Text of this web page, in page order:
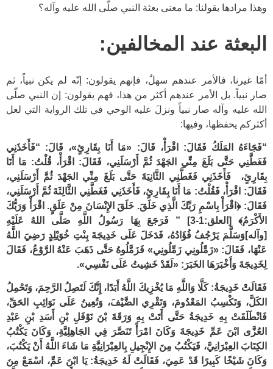
وهذا مرادها بقولنا: ما معنى بعثة النبي صلّى الله عليه وآله؟
البعثة عند المخالفين:
أمّا غيرنا، فالأمر عندهم سهلٌ، فإنهم يقولون: إنّه لم يكن نبياً، ثم
صار نبياً. بل الأمر عندهم أكثر من هذا، فهم يقولون: إن النبي صلّى
الله عليه وآله صار نبياً ونزلَ عليه الوحي في تلك الرواية التي لعل
أكثركم يحفظها، وفيها:
“فَجَاءَهُ المَلَكُ فَقَالَ: اقْرَأْ، قَالَ: «مَا أَنَا بِقَارِئٍ»، قَالَ: “فَأَخَذَنِي
فَغَطَّنِي حَتَّى بَلَغَ مِنِّي الجَهْدَ ثُمَّ أَرْسَلَنِي، فَقَالَ: اقْرَأْ، قُلْتُ: مَا أَنَا
بِقَارِئٍ، فَأَخَذَنِي فَغَطَّنِي الثَّانِيَةَ حَتَّى بَلَغَ مِنِّي الجَهْدَ ثُمَّ أَرْسَلَنِي،
فَقَالَ: اقْرَأْ، فَقُلْتُ: مَا أَنَا بِقَارِئٍ، فَأَخَذَنِي فَغَطَّنِي الثَّالِثَةَ ثُمَّ أَرْسَلَنِي،
فَقَالَ: ﴿اقْرَأْ بِاسْمِ رَبِّكَ الَّذِي خَلَقَ. خَلَقَ الإِنْسَانَ مِنْ عَلَقٍ. اقْرَأْ وَرَبُّكَ
الأَكْرَمُ﴾
[العلق:1-3]
” فَرَجَعَ بِهَا رَسُولُ اللَّهِ صَلَّى اللهُ عَلَيْهِ
[وآله]وَسَلَّمَ يَرْجُفُ فُؤَادُهُ، فَدَخَلَ عَلَى خَدِيجَةَ بِنْتِ خُوَيْلِدٍ رَضِيَ اللَّهُ
عَنْهَا، فَقَالَ: «زَمِّلُونِي زَمِّلُونِي» فَزَمَّلُوهُ حَتَّى ذَهَبَ عَنْهُ الرَّوْعُ، فَقَالَ
لِخَدِيجَةَ وَأَخْبَرَهَا الخَبَرَ: «لَقَدْ خَشِيتُ عَلَى نَفْسِي».
فَقَالَتْ خَدِيجَةُ: كَلَّا وَاللَّهِ مَا يُخْزِيكَ اللَّهُ أَبَدًا، إِنَّكَ لَتَصِلُ الرَّحِمَ، وَتَحْمِلُ
الكَلَّ، وَتَكْسِبُ المَعْدُومَ، وَتَقْرِي الضَّيْفَ، وَتُعِينُ عَلَى نَوَائِبِ الحَقِّ،
فَانْطَلَقَتْ بِهِ خَدِيجَةُ حَتَّى أَتَتْ بِهِ وَرَقَةَ بْنَ نَوْفَلِ بْنِ أَسَدِ بْنِ عَبْدِ
العُزَّى ابْنَ عَمِّ خَدِيجَةَ وَكَانَ امْرَأً تَنَصَّرَ فِي الجَاهِلِيَّةِ، وَكَانَ يَكْتُبُ
الكِتَابَ العِبْرَانِيَّ، فَيَكْتُبُ مِنَ الإِنْجِيلِ بِالعِبْرَانِيَّةِ مَا شَاءَ اللَّهُ أَنْ يَكْتُبَ،
وَكَانَ شَيْخًا كَبِيرًا قَدْ عَمِيَ، فَقَالَتْ لَهُ خَدِيجَةُ: يَا ابْنَ عَمِّ، اسْمَعْ مِنَ